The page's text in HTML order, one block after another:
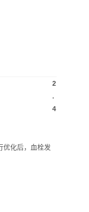
2
.
4
优化后，血栓发